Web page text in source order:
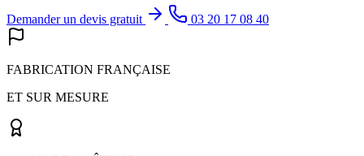
Demander un devis gratuit 03 20 17 08 40
FABRICATION FRANÇAISE
ET SUR MESURE